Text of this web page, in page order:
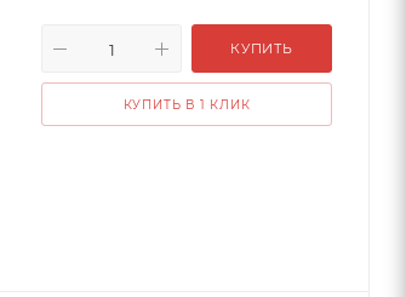
КУПИТЬ
КУПИТЬ В 1 КЛИК